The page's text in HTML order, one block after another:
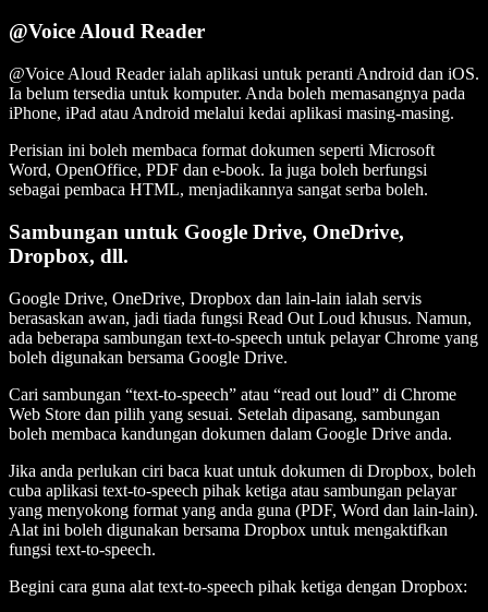
@Voice Aloud Reader
@Voice Aloud Reader ialah aplikasi untuk peranti Android dan iOS.
Ia belum tersedia untuk komputer. Anda boleh memasangnya pada
iPhone, iPad atau Android melalui kedai aplikasi masing-masing.
Perisian ini boleh membaca format dokumen seperti Microsoft
Word, OpenOffice, PDF dan e-book. Ia juga boleh berfungsi
sebagai pembaca HTML, menjadikannya sangat serba boleh.
Sambungan untuk Google Drive, OneDrive,
Dropbox, dll.
Google Drive, OneDrive, Dropbox dan lain-lain ialah servis
berasaskan awan, jadi tiada fungsi Read Out Loud khusus. Namun,
ada beberapa sambungan text-to-speech untuk pelayar Chrome yang
boleh digunakan bersama Google Drive.
Cari sambungan “text-to-speech” atau “read out loud” di Chrome
Web Store dan pilih yang sesuai. Setelah dipasang, sambungan
boleh membaca kandungan dokumen dalam Google Drive anda.
Jika anda perlukan ciri baca kuat untuk dokumen di Dropbox, boleh
cuba aplikasi text-to-speech pihak ketiga atau sambungan pelayar
yang menyokong format yang anda guna (PDF, Word dan lain-lain).
Alat ini boleh digunakan bersama Dropbox untuk mengaktifkan
fungsi text-to-speech.
Begini cara guna alat text-to-speech pihak ketiga dengan Dropbox: